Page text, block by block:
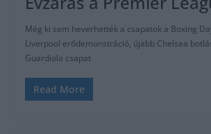
Még ki sem heverhették a csapatok a Boxing
Liverpool erődemonstráció, újabb Chelsea
Guardiola csapat
Read More